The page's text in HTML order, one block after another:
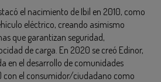
el nacimiento de Ibil en 2010, como
eléctrico, creando asimismo
que garantizan seguridad,
de carga. En 2020 se creó Edinor,
en el desarrollo de comunidades
con el consumidor/ciudadano como